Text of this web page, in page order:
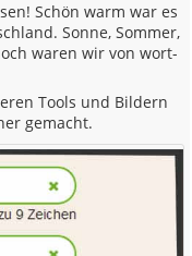
Schön warm war es
Sonne, Sommer,
waren wir von wort-
Tools und Bildern
gemacht.